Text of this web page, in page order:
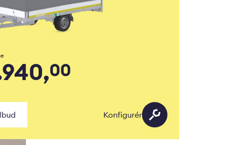
00
Konfigurér